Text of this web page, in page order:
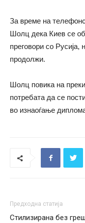
За време на
Шолц дека Киев се
преговори со Русија,
продолжи.
Шолц повика на
потребата да се
во изнаоѓање
Предходна статија
Стилизирана без